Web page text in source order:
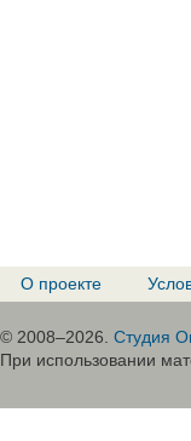
О проекте
© 2008–2026. Студия
При использовании